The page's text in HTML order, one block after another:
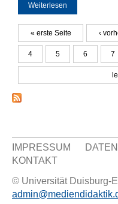
Weiterlesen
zur besseren
Seiten
« erste Seite ‹
4 5 6 7
Sekundär Menü
IMPRESSUM
KONTAKT
© Universität Duisburg-